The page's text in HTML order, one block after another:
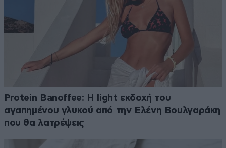
Protein Banoffee: Η light εκδοχή του
αγαπημένου γλυκού από την Ελένη Βουλγαράκη
που θα λατρέψεις